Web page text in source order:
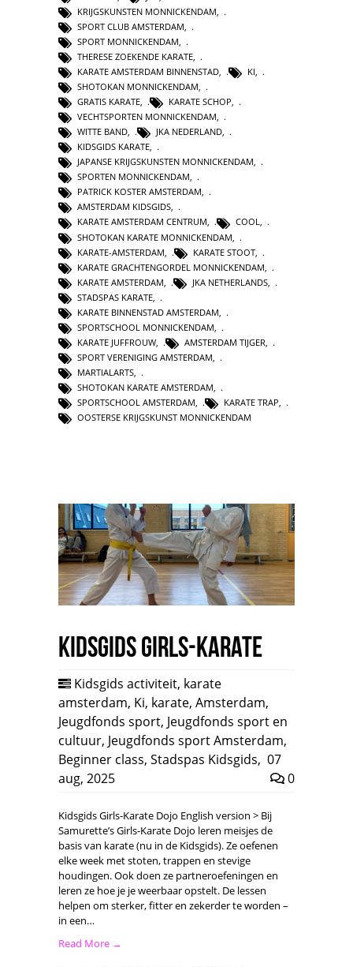
KRIJGSKUNSTEN MONNICKENDAM
SPORT CLUB AMSTERDAM
SPORT MONNICKENDAM
THERESE ZOEKENDE KARATE
KARATE AMSTERDAM BINNENSTAD
KI
SHOTOKAN MONNICKENDAM
GRATIS KARATE
KARATE SCHOP
VECHTSPORTEN MONNICKENDAM,
WITTE BAND, JKA NEDERLAND,
KIDSGIDS KARATE,
JAPANSE KRIJGSKUNSTEN MONNICKENDAM,
SPORTEN MONNICKENDAM,
PATRICK KOSTER AMSTERDAM,
AMSTERDAM KIDSGIDS,
KARATE AMSTERDAM CENTRUM, COOL,
SHOTOKAN KARATE MONNICKENDAM
KARATE-AMSTERDAM
KARATE STOOT
KARATE GRACHTENGORDEL MONNICKENDAM
KARATE AMSTERDAM
JKA NETHERLANDS
STADSPAS KARATE
KARATE BINNENSTAD AMSTERDAM
SPORTSCHOOL MONNICKENDAM
KARATE JUFFROUW
AMSTERDAM TIJGER
SPORT VERENIGING AMSTERDAM,
MARTIALARTS,
SHOTOKAN KARATE AMSTERDAM,
SPORTSCHOOL AMSTERDAM, KARATE TRAP,
OOSTERSE KRIJGSKUNST MONNICKENDAM
Kidsgids Girls-Karate
Kidsgids activiteit, karate
amsterdam, Ki, karate, Amsterdam,
Jeugdfonds sport, Jeugdfonds sport en
cultuur, Jeugdfonds sport Amsterdam,
Beginner class, Stadspas Kidsgids, 07
aug, 2025
0
Kidsgids Girls-Karate Dojo English version > Bij
Samurette’s Girls-Karate Dojo leren meisjes de
basis van karate (nu in de Kidsgids). Ze oefenen
elke week met stoten, trappen en stevige
houdingen. Ook doen ze partneroefeningen en
leren ze hoe je je weerbaar opstelt. De lessen
helpen om sterker, fitter en zekerder te worden –
in een…
Read More →